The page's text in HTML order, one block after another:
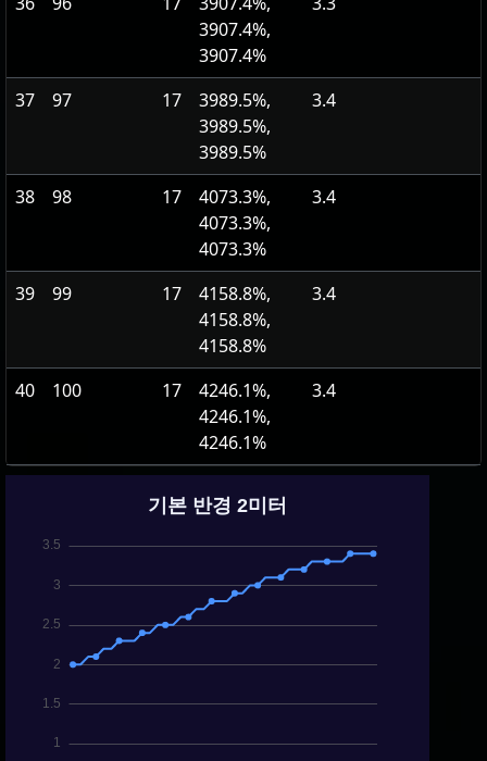
3907.4%,
3907.4%
37 97 17
3989.5%,
3989.5%,
3989.5%
3.4
38 98 17
4073.3%,
4073.3%,
4073.3%
3.4
39 99 17
4158.8%,
4158.8%,
4158.8%
3.4
40 100 17
4246.1%,
4246.1%,
4246.1%
3.4